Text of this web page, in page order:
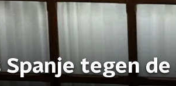
Spanje tegen de